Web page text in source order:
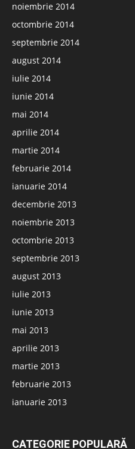
noiembrie 2014
octombrie 2014
septembrie 2014
august 2014
iulie 2014
iunie 2014
mai 2014
aprilie 2014
martie 2014
februarie 2014
ianuarie 2014
decembrie 2013
noiembrie 2013
octombrie 2013
septembrie 2013
august 2013
iulie 2013
iunie 2013
mai 2013
aprilie 2013
martie 2013
februarie 2013
ianuarie 2013
CATEGORIE POPULARĂ